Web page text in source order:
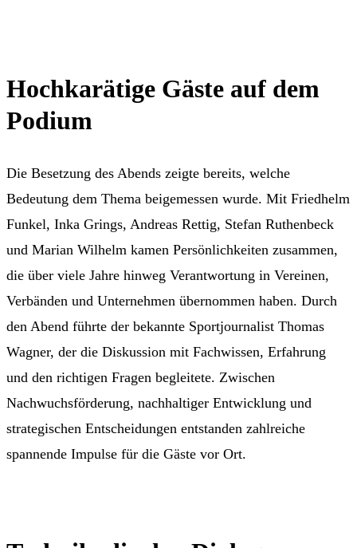
Hochkarätige Gäste auf dem
Podium
Die Besetzung des Abends zeigte bereits, welche
Bedeutung dem Thema beigemessen wurde. Mit Friedhelm
Funkel, Inka Grings, Andreas Rettig, Stefan Ruthenbeck
und Marian Wilhelm kamen Persönlichkeiten zusammen,
die über viele Jahre hinweg Verantwortung in Vereinen,
Verbänden und Unternehmen übernommen haben. Durch
den Abend führte der bekannte Sportjournalist Thomas
Wagner, der die Diskussion mit Fachwissen, Erfahrung
und den richtigen Fragen begleitete. Zwischen
Nachwuchsförderung, nachhaltiger Entwicklung und
strategischen Entscheidungen entstanden zahlreiche
spannende Impulse für die Gäste vor Ort.